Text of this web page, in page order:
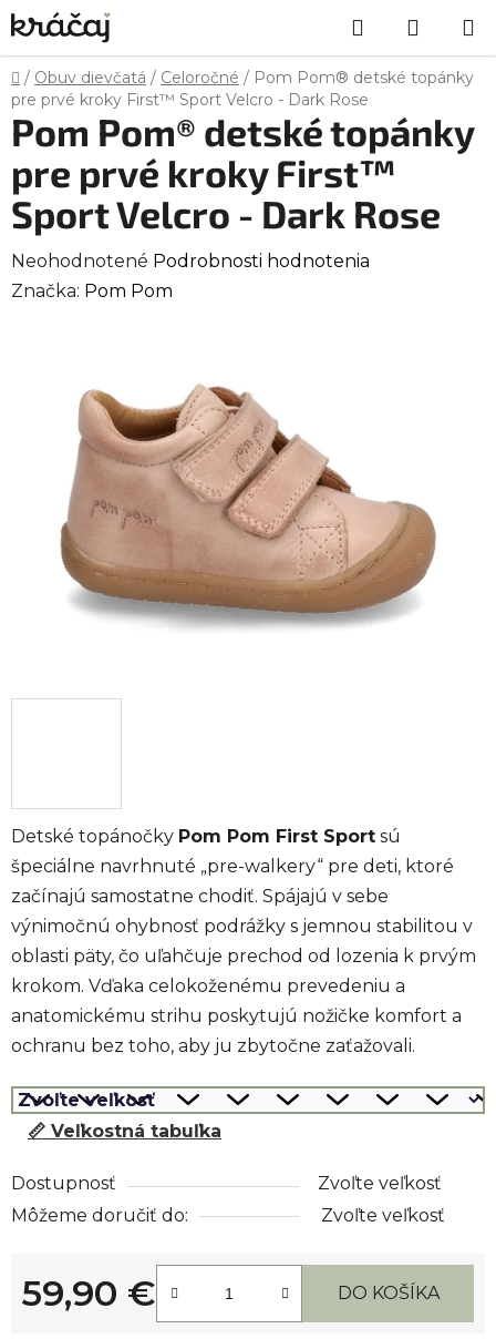
Prejsť
na
obsah
Hľadať
KOŠÍK
Domov
/ Obuv dievčatá / Celoročné / Pom Pom® detské topánky
pre prvé kroky First™ Sport Velcro - Dark Rose
Detské topánočky Pom Pom First Sport sú
špeciálne navrhnuté „pre-walkery“ pre deti, ktoré
začínajú samostatne chodiť. Spájajú v sebe
výnimočnú ohybnosť podrážky s jemnou stabilitou v
oblasti päty, čo uľahčuje prechod od lozenia k prvým
krokom. Vďaka celokoženému prevedeniu a
anatomickému strihu poskytujú nožičke komfort a
ochranu bez toho, aby ju zbytočne zaťažovali.
📏 Veľkostná tabuľka
Dostupnosť
Zvoľte veľkosť
Môžeme doručiť do:
Zvoľte veľkosť
59,90 €
Jednotková cena:
DO KOŠÍKA
Pom Pom® detské topánky
pre prvé kroky First™
Sport Velcro - Dark Rose
Priemerné
hodnotenie
hviezdičiek.
Neohodnotené Podrobnosti hodnotenia
Značka: Pom Pom